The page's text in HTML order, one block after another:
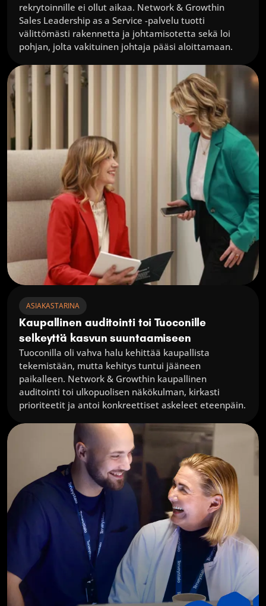
rekrytoinnille ei ollut aikaa. Network & Growthin
Sales Leadership as a Service -palvelu tuotti
välittömästi rakennetta ja johtamisotetta sekä loi
pohjan, jolta vakituinen johtaja pääsi aloittamaan.
ASIAKASTARINA
Kaupallinen auditointi toi Tuoconille
selkeyttä kasvun suuntaamiseen
Tuoconilla oli vahva halu kehittää kaupallista
tekemistään, mutta kehitys tuntui jääneen
paikalleen. Network & Growthin kaupallinen
auditointi toi ulkopuolisen näkökulman, kirkasti
prioriteetit ja antoi konkreettiset askeleet eteenpäin.